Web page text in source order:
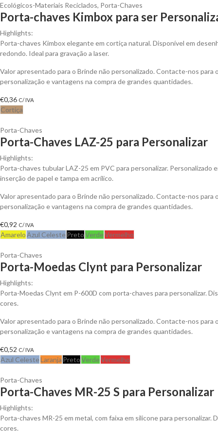
Ecológicos-Materiais Reciclados, Porta-Chaves
Porta-chaves Kimbox para ser
Highlights:
Porta-chaves Kimbox elegante em cortiça natural. Disponível em
redondo. Ideal para gravação a laser.
Valor apresentado para o Brinde não personalizado. Contacte-nos para
personalização e vantagens na compra de grandes quantidades.
€0,36 C/ IVA
Cortiça
Porta-Chaves
Porta-Chaves LAZ-25 para Personalizar
Highlights:
Porta-chaves tubular LAZ-25 em PVC para personalizar. Personalizado
inserção de papel e tampa em acrílico.
Valor apresentado para o Brinde não personalizado. Contacte-nos para
personalização e vantagens na compra de grandes quantidades.
€0,92 C/ IVA
AmareloAzul Celeste PretoVerdeVermelho
Porta-Chaves
Porta-Moedas Clynt para Personalizar
Highlights:
Porta-Moedas Clynt em P-600D com porta-chaves para personalizar.
cores.
Valor apresentado para o Brinde não personalizado. Contacte-nos para
personalização e vantagens na compra de grandes quantidades.
€0,52 C/ IVA
Azul CelesteLaranja PretoVerdeVermelho
Porta-Chaves
Porta-Chaves MR-25 S para Personalizar
Highlights:
Porta-chaves MR-25 em metal, com faixa em silicone para personalizar.
cores.